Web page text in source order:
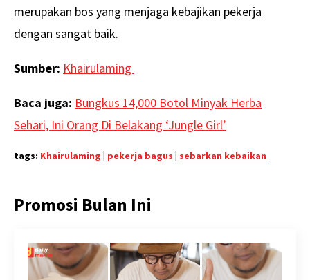
merupakan bos yang menjaga kebajikan pekerja
dengan sangat baik.
Sumber: Khairulaming
Baca juga: Bungkus 14,000 Botol Minyak Herba
Sehari, Ini Orang Di Belakang ‘Jungle Girl’
tags: Khairulaming pekerja bagus sebarkan kebaikan
Promosi Bulan Ini